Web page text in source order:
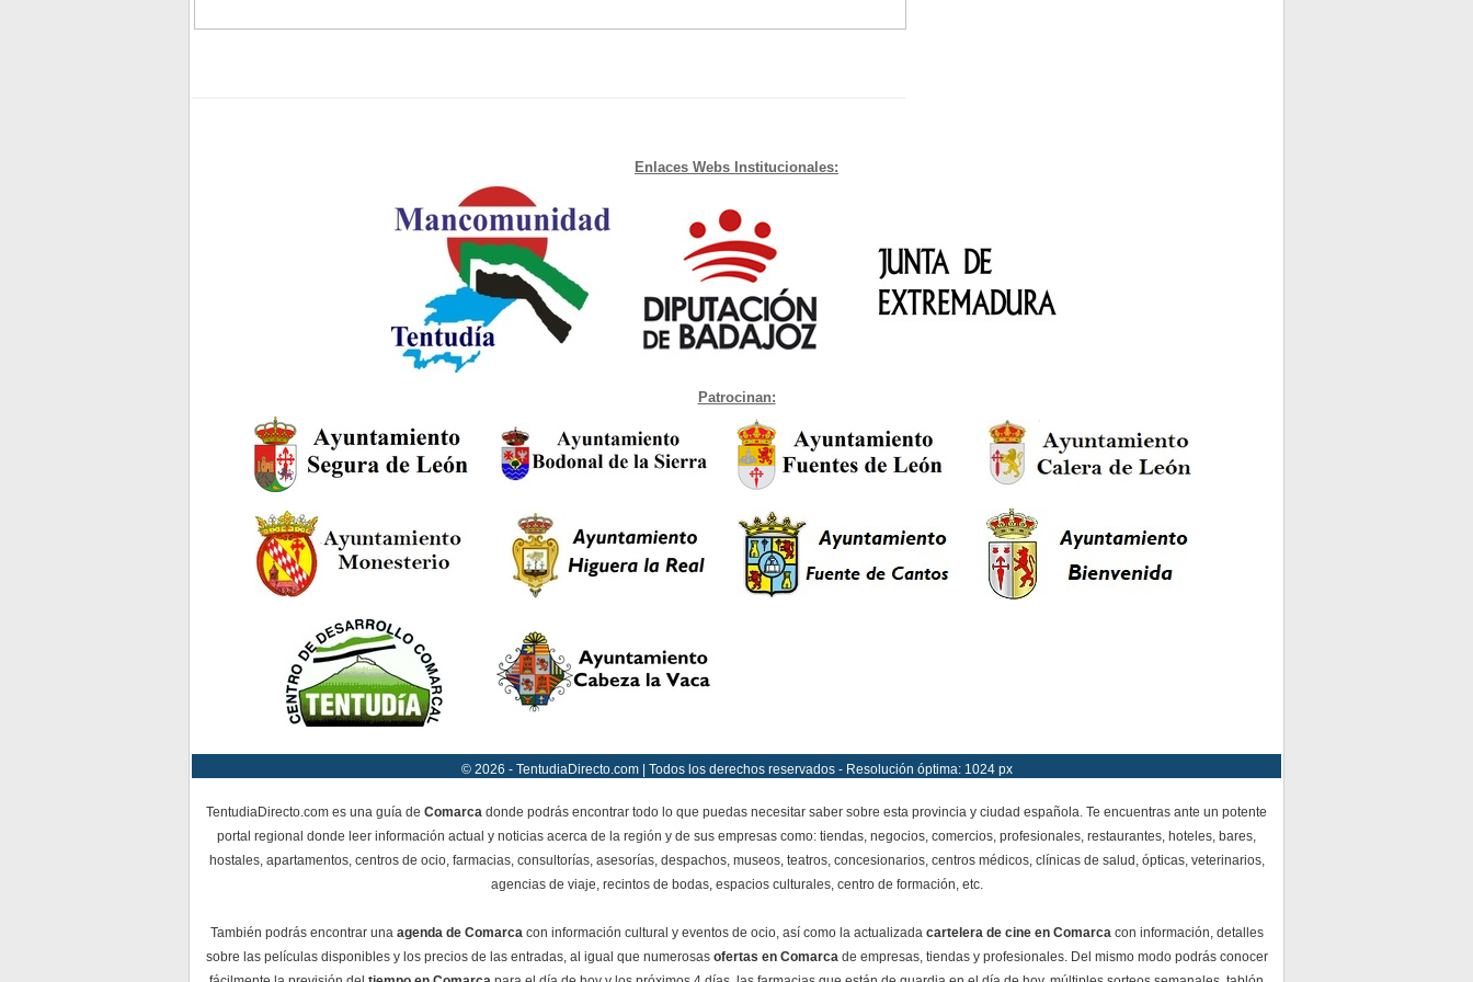
Enlaces Webs Institucionales:
Patrocinan:
© 2026 - TentudiaDirecto.com | Todos los derechos reservados - Resolución óptima: 1024 px
TentudiaDirecto.com es una guía de Comarca donde podrás encontrar todo lo que puedas necesitar saber sobre esta provincia y ciudad española. Te encuentras ante un potente
portal regional donde leer información actual y noticias acerca de la región y de sus empresas como: tiendas, negocios, comercios, profesionales, restaurantes, hoteles, bares,
hostales, apartamentos, centros de ocio, farmacias, consultorías, asesorías, despachos, museos, teatros, concesionarios, centros médicos, clínicas de salud, ópticas, veterinarios,
agencias de viaje, recintos de bodas, espacios culturales, centro de formación, etc.
También podrás encontrar una agenda de Comarcacon información cultural y eventos de ocio, así como la actualizada cartelera de cine en Comarcacon información, detalles
sobre las películas disponibles y los precios de las entradas, al igual que numerosas ofertas en Comarcade empresas, tiendas y profesionales. Del mismo modo podrás conocer